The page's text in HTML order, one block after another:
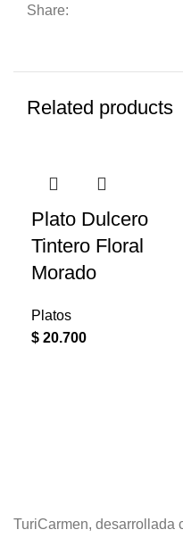
Share:
Related products
Plato Dulcero
Tintero Floral
Morado
Platos
$ 20.700
TuriCarmen, desarrollada